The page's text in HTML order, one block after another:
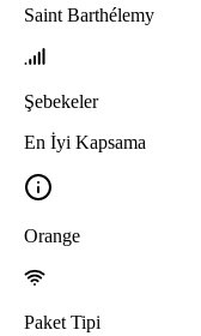
Saint Barthélemy
Şebekeler
En İyi Kapsama
Orange
Paket Tipi